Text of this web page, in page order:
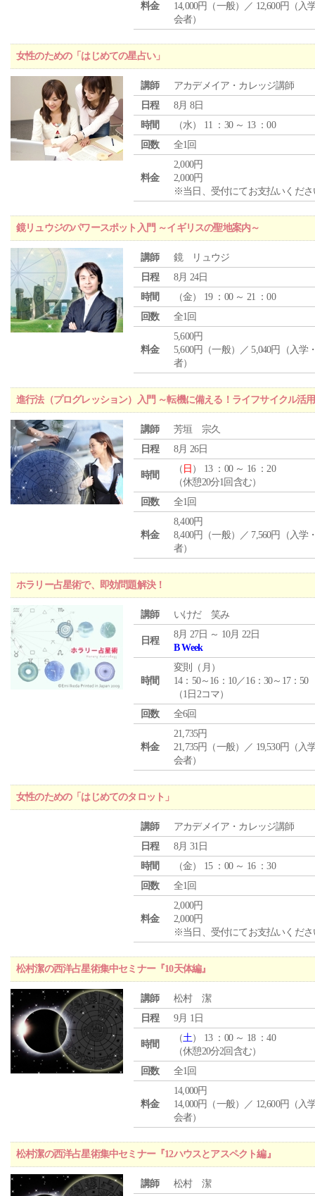
料金
14,000円（一般）／ 12,600円（入
会者）
女性のための「はじめての星占い」
講師
アカデメイア・カレッジ講師
日程
8月 8日
時間
（水） 11 ：30 ～ 13 ：00
回数
全1回
料金
2,000円
2,000円
※当日、受付にてお支払いくださ
鏡リュウジのパワースポット入門 ～イギリスの聖地案内～
講師
鏡 リュウジ
日程
8月 24日
時間
（金） 19 ：00 ～ 21 ：00
回数
全1回
料金
5,600円
5,600円（一般）／ 5,040円（入学
者）
進行法（プログレッション）入門 ～転機に備える！ライフサイクル活
講師
芳垣 宗久
日程
8月 26日
時間
（ 日 ） 13 ：00 ～ 16 ：20
（休憩20分1回含む）
回数
全1回
料金
8,400円
8,400円（一般）／ 7,560円（入学
者）
ホラリー占星術で、即効問題解決！
講師 いけだ 笑み
日程
8月 27日 ～ 10月 22日
B Week
時間
変則（月）
14：50～16：10／16：30～17：50
（1日2コマ）
回数
全6回
料金
21,735円
21,735円（一般）／ 19,530円（入
会者）
女性のための「はじめてのタロット」
講師
アカデメイア・カレッジ講師
日程
8月 31日
時間
（金） 15 ：00 ～ 16 ：30
回数
全1回
料金
2,000円
2,000円
※当日、受付にてお支払いくださ
松村潔の西洋占星術集中セミナー『10天体編』
講師
松村 潔
日程
9月 1日
時間
（土） 13 ：00 ～ 18 ：40
（休憩20分2回含む）
回数
全1回
料金
14,000円
14,000円（一般）／ 12,600円（入
会者）
松村潔の西洋占星術集中セミナー『12ハウスとアスペクト編』
講師 松村 潔